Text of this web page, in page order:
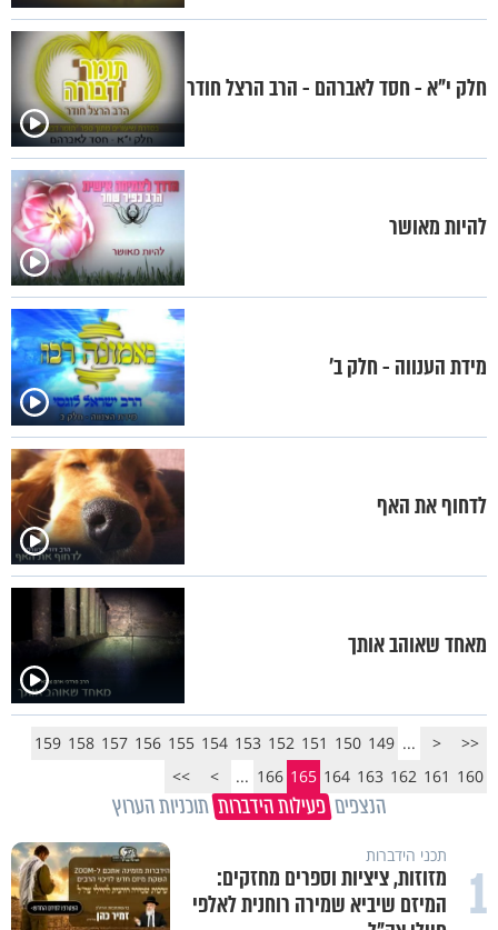
חלק י"א - חסד לאברהם - הרב הרצל חודר
להיות מאושר
מידת הענווה - חלק ב'
לדחוף את האף
מאחד שאוהב אותך
<<
<
...
149
150
151
152
153
154
155
156
157
158
159
160
161
162
163
164
165
166
...
>
>>
הנצפים פעילות הידברות תוכניות הערוץ
1 תכני הידברות
מזוזות, ציציות וספרים מחזקים:
המיזם שיביא שמירה רוחנית לאלפי